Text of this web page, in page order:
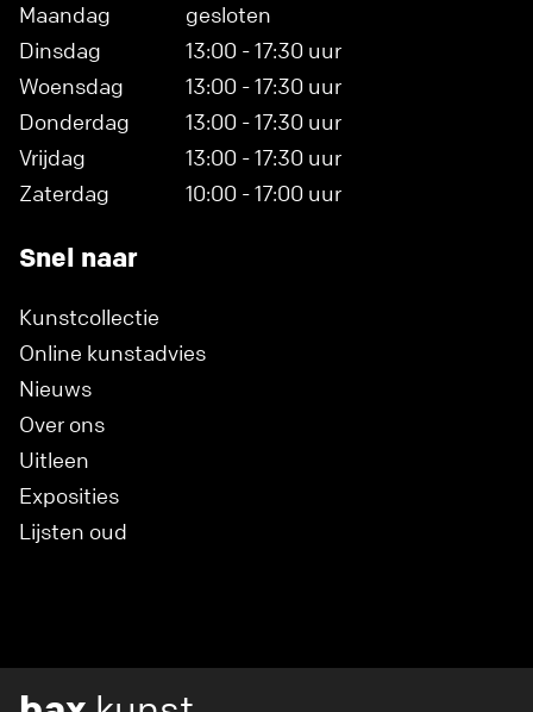
Maandag
gesloten
Dinsdag
13:00 - 17:30 uur
Woensdag
13:00 - 17:30 uur
Donderdag
13:00 - 17:30 uur
Vrijdag
13:00 - 17:30 uur
Zaterdag
10:00 - 17:00 uur
Snel naar
Kunstcollectie
Online kunstadvies
Nieuws
Over ons
Uitleen
Exposities
Lijsten oud